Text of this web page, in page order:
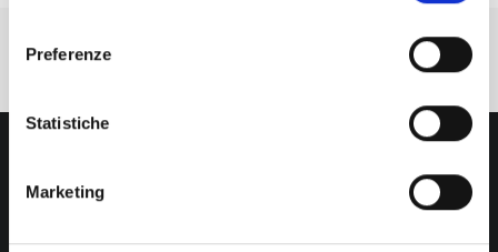
Preferenze
Statistiche
Marketing
Iscriviti alla newsletter